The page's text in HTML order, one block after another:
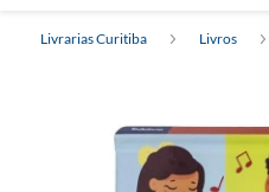
Livrarias Curitiba Livros